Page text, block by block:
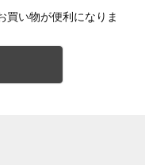
買い物が便利になりま